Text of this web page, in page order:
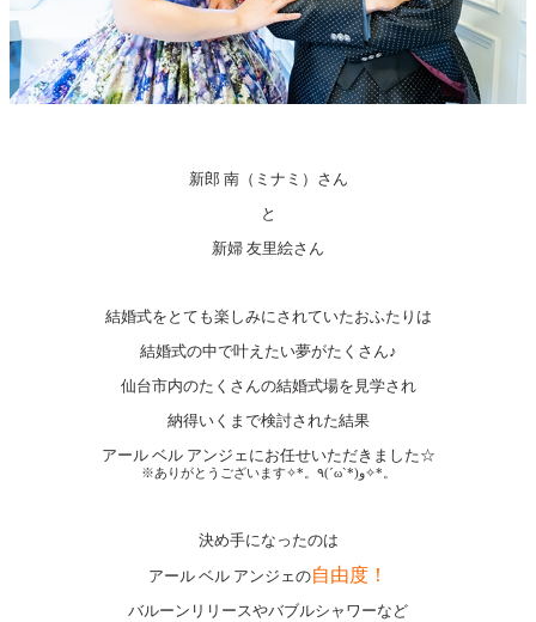
新郎 南（ミナミ）さん
と
新婦 友里絵さん
結婚式をとても楽しみにされていたおふたりは
結婚式の中で叶えたい夢がたくさん♪
仙台市内のたくさんの結婚式場を見学され
納得いくまで検討された結果
アール ベル アンジェにお任せいただきました☆
※ありがとうございます✧*。٩(ˊωˋ*)و✧*。
決め手になったのは
アール ベル アンジェの自由度！
バルーンリリースやバブルシャワーなど